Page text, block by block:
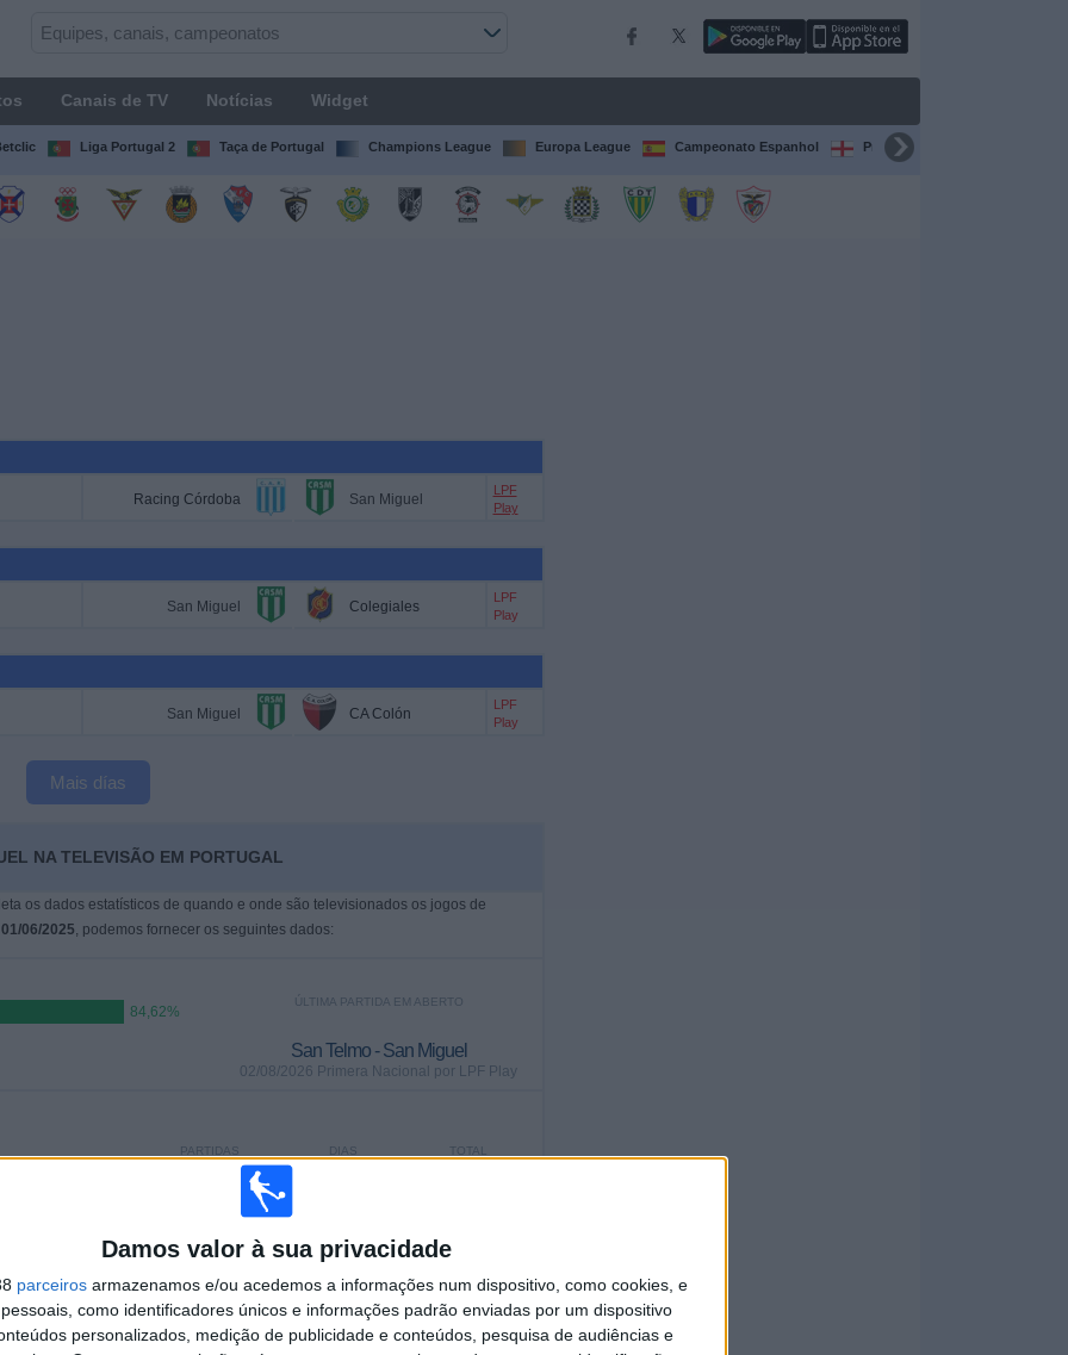
Damos valor à sua privacidade
parceiros armazenamos e/ou acedemos a informações num dispositivo, como cookies, e
como identificadores únicos e informações padrão enviadas por um dispositivo
personalizados, medição de publicidade e conteúdos, pesquisa de audiências e
Canais de TV Notícias Widget
Liga Portugal 2 Taça de Portugal Champions League Europa League Campeonato Espanhol Premier League
Racing Córdoba San Miguel
LPF
Play
San Miguel Colegiales
LPF
Play
San Miguel CA Colón
LPF
Play
Mais días
NA TELEVISÃO EM PORTUGAL
os dados estatísticos de quando e onde são televisionados os jogos de
01/06/2025, podemos fornecer os seguintes dados:
84,62%
ÚLTIMA PARTIDA EM ABERTO
San Telmo - San Miguel
02/08/2026 Primera Nacional por LPF Play
TOTAL
DIAS
GRATUITA
PARTIDAS
CONSECUTIVOS
PAGOS
TOTAL
20
MÁXIMO
2
2